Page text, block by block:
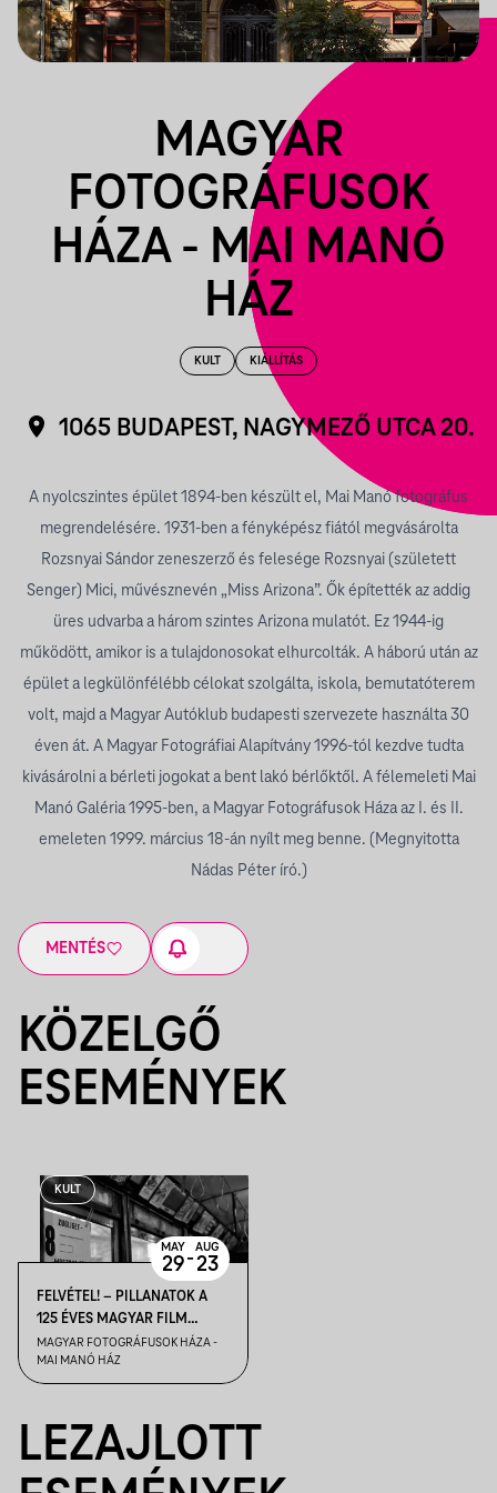
MAGYAR
FOTOGRÁFUSOK
HÁZA - MAI MANÓ
HÁZ
KULT KIÁLLÍTÁS
1065 BUDAPEST, NAGYMEZŐ UTCA 20.
A nyolcszintes épület 1894-ben készült el, Mai Manó fotográfus
megrendelésére. 1931-ben a fényképész fiától megvásárolta
Rozsnyai Sándor zeneszerző és felesége Rozsnyai (született
Senger) Mici, művésznevén „Miss Arizona”. Ők építették az addig
üres udvarba a három szintes Arizona mulatót. Ez 1944-ig
működött, amikor is a tulajdonosokat elhurcolták. A háború után az
épület a legkülönfélébb célokat szolgálta, iskola, bemutatóterem
volt, majd a Magyar Autóklub budapesti szervezete használta 30
éven át. A Magyar Fotográfiai Alapítvány 1996-tól kezdve tudta
kivásárolni a bérleti jogokat a bent lakó bérlőktől. A félemeleti Mai
Manó Galéria 1995-ben, a Magyar Fotográfusok Háza az I. és II.
emeleten 1999. március 18-án nyílt meg benne. (Megnyitotta
Nádas Péter író.)
MENTÉS
KÖZELGŐ
ESEMÉNYEK
KULT
FELVÉTEL! – PILLANATOK A
125 ÉVES MAGYAR FILM
TÖRTÉNETÉBŐL
MAGYAR FOTOGRÁFUSOK HÁZA -
MAI MANÓ HÁZ
MAY
29-AUG
23
LEZAJLOTT